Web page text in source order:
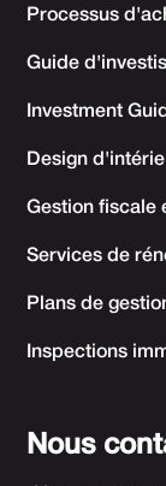
Processus
Guide
Investment
Design
Gestion fiscale
Services de
Plans de
Inspections
Nous